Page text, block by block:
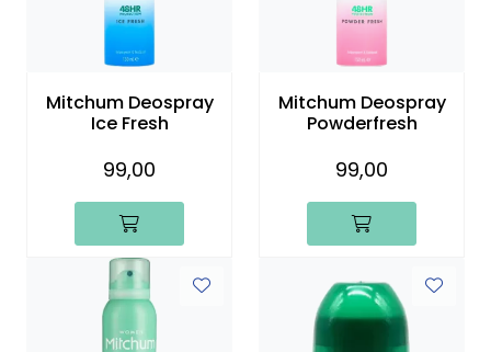
Mitchum Deospray
Ice Fresh
99,00
Mitchum Deospray
Powderfresh
99,00